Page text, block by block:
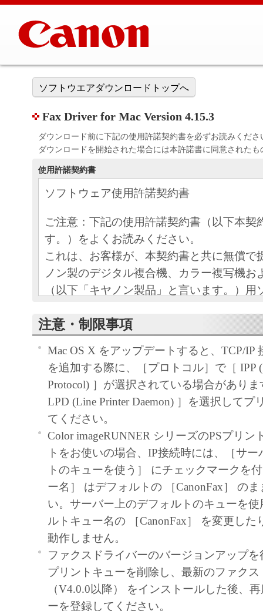
ソフトウエアダウンロードトップへ
Fax Driver for Mac Version 4.15.3
ダウンロード前に下記の使用許諾契約書を必ずお読みくださ
ダウンロードを開始された場合には本許諾書に同意された
使用許諾契約書
ソフトウェア使用許諾契約書
ご注意：下記の使用許諾契約書（以下本契
す。）をよくお読みください。
これは、お客様が、本契約書と共に無償で
ノン製のデジタル複合機、カラー複写機お
（以下「キヤノン製品」と言います。）用
以下「本ソフトウェア」と言います。）を
す。）との間の契約書です。
お客様は、『同意』を示す下記のボタンを
点、または「本ソフトウェア」のインスト
をもって、本契約書に同意したことになり
お客様が本契約書に同意できない場合、「
ア」を使用することはできません。
１．許諾
(1) キヤノンは、お客様が「キヤノン製品
のために、「キヤノン製品」に直接または
通じ接続される複数のコンピューター（以
と言います。）において、「本ソフトウェ
契約書においては、「本ソフトウェア」を
の記憶媒体上にインストールすること、ま
ターにおいて表示すること、アクセスする
注意・制限事項
Mac OS X をアップデートすると、TCP/IP
を追加する際に、［プロトコル］で［ IPP
Protocol) ］が選択されている場合があり
LPD (Line Printer Daemon) ］を選択してプ
てください。
Color imageRUNNER シリーズのPSプリン
トをお使いの場合、IP接続時には、［サ
トのキューを使う］ にチェックマークを
ー名］ はデフォルトの ［CanonFax］ の
い。サーバー上のデフォルトのキューを
ルトキュー名の ［CanonFax］ を変更した
動作しません。
ファクスドライバーのバージョンアップ
プリントキューを削除し、最新のファクス
（V4.0.0以降） をインストールした後、
ーを登録してください。